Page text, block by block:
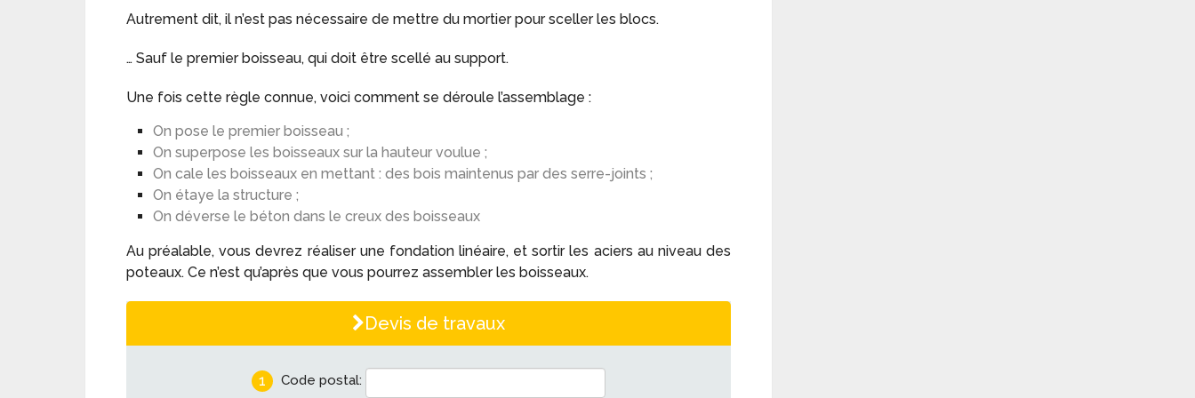
Autrement dit, il n’est pas nécessaire de mettre du mortier pour sceller les blocs.
… Sauf le premier boisseau, qui doit être scellé au support.
Une fois cette règle connue, voici comment se déroule l’assemblage :
On pose le premier boisseau ;
On superpose les boisseaux sur la hauteur voulue ;
On cale les boisseaux en mettant : des bois maintenus par des serre-joints ;
On étaye la structure ;
On déverse le béton dans le creux des boisseaux
Au préalable, vous devrez réaliser une fondation linéaire, et sortir les aciers au niveau des
poteaux. Ce n’est qu’après que vous pourrez assembler les boisseaux.
Devis de travaux
1 Code postal: